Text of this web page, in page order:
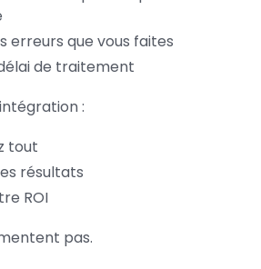
erreurs que vous faites
de traitement
:
tout
résultats
ROI
pas.